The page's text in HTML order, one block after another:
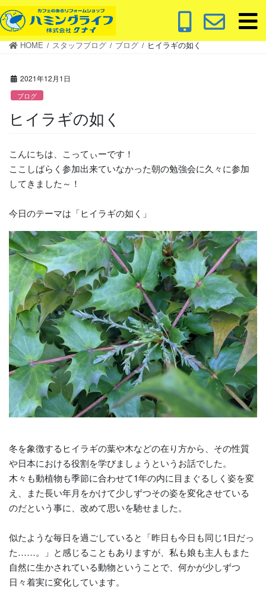
コ
ン
テ
ナ
ビ
ゲ
HOME スタッフブログ ブログ ヒイラギの如く
2021年12月1日
ブログ
ヒイラギの如く
こんにちは、こってぃーです！
ここしばらく参加出来ていなかった朝の勉強会に久々に参加
してきました～！
今日のテーマは「ヒイラギの如く」
冬を象徴するヒイラギの葉や木などの在り方から、その性質
や日本における役割を学びましょうというお話でした。
木々も動植物も季節に合わせて1年の内に目まぐるしく姿を変
え、また長い年月をかけて少しずつその姿を変化させている
のだという事に、改めて思いを馳せました。
似たような毎日を過ごしていると「昨日も今日も同じ1日だっ
た……。」と感じることもありますが、私も娘も主人もまた
自然に生かされている動物ということで、何かが少しずつ
日々着実に変化しています。